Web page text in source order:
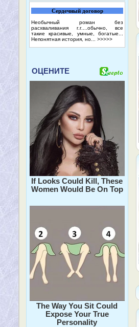
Сердечный договор
Необычный роман без
расхваливания г.г....обычно, все
такие красивые, умные, богатые...
Непонятная история, но... >>>>>
ОЦЕНИТЕ
If Looks Could Kill, These
Women Would Be On Top
The Way You Sit Could
Expose Your True
Personality